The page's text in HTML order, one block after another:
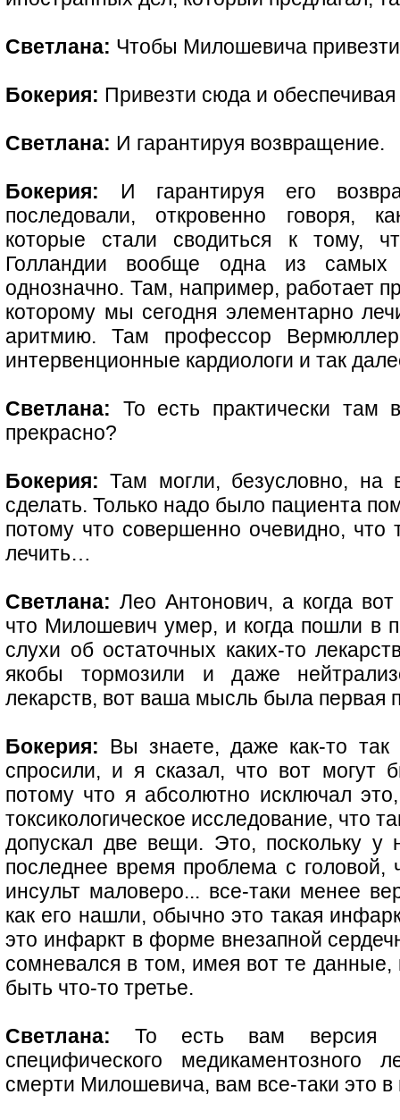
Светлана: Чтобы Милошевича
Бокерия: Привезти сюда и
Светлана: И гарантируя возвращение.
Бокерия: И гарантируя его
последовали, откровенно говоря,
которые стали сводиться к тому,
Голландии вообще одна из
однозначно. Там, например, работает
которому мы сегодня элементарно
аритмию. Там профессор
интервенционные кардиологи и так
Светлана: То есть практически там
прекрасно?
Бокерия: Там могли, безусловно, на
сделать. Только надо было пациента
потому что совершенно очевидно, что
лечить…
Светлана: Лео Антонович, а когда
что Милошевич умер, и когда пошли в
слухи об остаточных каких-то
якобы тормозили и даже
лекарств, вот ваша мысль была первая
Бокерия: Вы знаете, даже как-то так
спросили, и я сказал, что вот могут
потому что я абсолютно исключал
токсикологическое исследование, что
допускал две вещи. Это, поскольку
последнее время проблема с головой,
инсульт маловеро... все-таки менее
как его нашли, обычно это такая
это инфаркт в форме внезапной
сомневался в том, имея вот те
быть что-то третье.
Светлана: То есть вам версия
специфического медикаментозного
смерти Милошевича, вам все-таки это в